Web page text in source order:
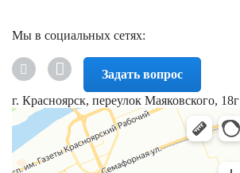
Мы в социальных сетях:
Задать вопрос
г. Красноярск, переулок Маяковского, 18г